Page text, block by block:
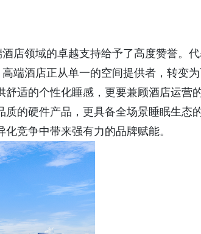
店领域的卓越支持给予了高度赞誉。
端酒店正从单一的空间提供者，转变
适的个性化睡感，更要兼顾酒店运营
的硬件产品，更具备全场景睡眠生态
竞争中带来强有力的品牌赋能。